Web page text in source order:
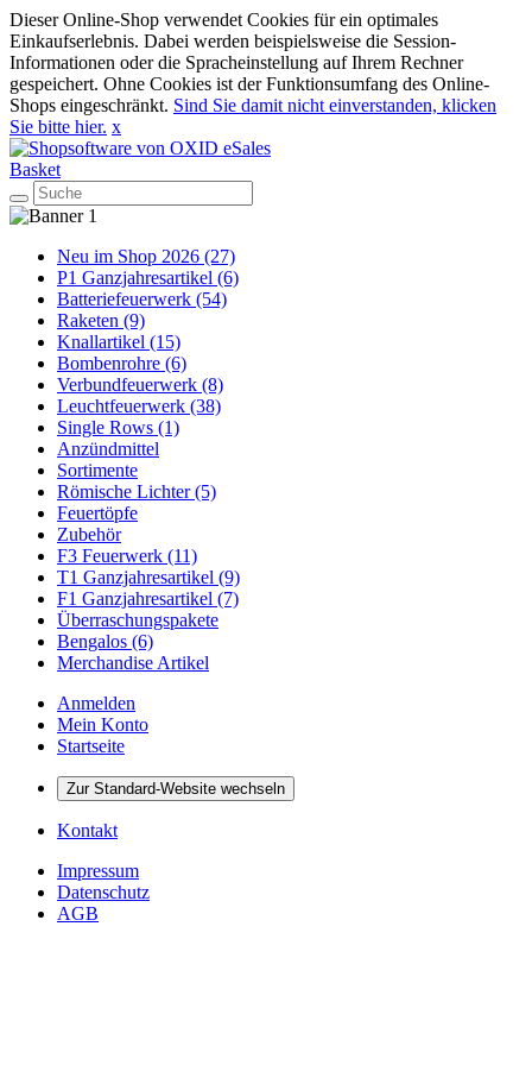
Dieser Online-Shop verwendet Cookies für ein optimales
Einkaufserlebnis. Dabei werden beispielsweise die Session-
Informationen oder die Spracheinstellung auf Ihrem Rechner
gespeichert. Ohne Cookies ist der Funktionsumfang des Online-
Shops eingeschränkt. Sind Sie damit nicht einverstanden, klicken
Sie bitte hier. x
Basket
Neu im Shop 2026 (27)
P1 Ganzjahresartikel (6)
Batteriefeuerwerk (54)
Raketen (9)
Knallartikel (15)
Bombenrohre (6)
Verbundfeuerwerk (8)
Leuchtfeuerwerk (38)
Single Rows (1)
Anzündmittel
Sortimente
Römische Lichter (5)
Feuertöpfe
Zubehör
F3 Feuerwerk (11)
T1 Ganzjahresartikel (9)
F1 Ganzjahresartikel (7)
Überraschungspakete
Bengalos (6)
Merchandise Artikel
Anmelden
Mein Konto
Startseite
Zur Standard-Website wechseln
Kontakt
Impressum
Datenschutz
AGB